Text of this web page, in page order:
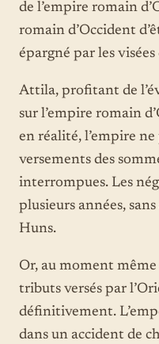
de l’empire romain
romain d’Occident
épargné par les visées
Attila, profitant de
sur l’empire romain
en réalité, l’empire
versements des
interrompues. Les
plusieurs années,
Huns.
Or, au moment
tributs versés par
définitivement.
dans un accident de